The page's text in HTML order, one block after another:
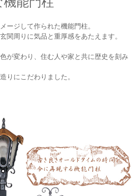
ージして作られた機能門柱。
関周りに気品と重厚感をあたえます。
が変わり、住む人や家と共に歴史を刻み
りにこだわりました。